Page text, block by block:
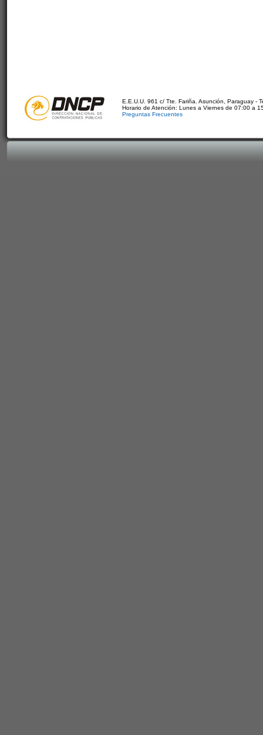
E.E.U.U. 961 c/ Tte. Fariña. Asunción, Paraguay -
Horario de Atención: Lunes a Viernes de 07:00 a
Preguntas Frecuentes